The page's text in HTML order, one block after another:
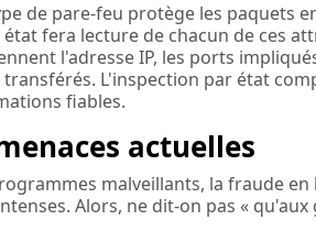
de pare-feu protège les paquets
fera lecture de chacun de ces
l'adresse IP, les ports
L'inspection par état
fiables.
actuelles
malveillants, la fraude en
Alors, ne dit-on pas « qu'aux